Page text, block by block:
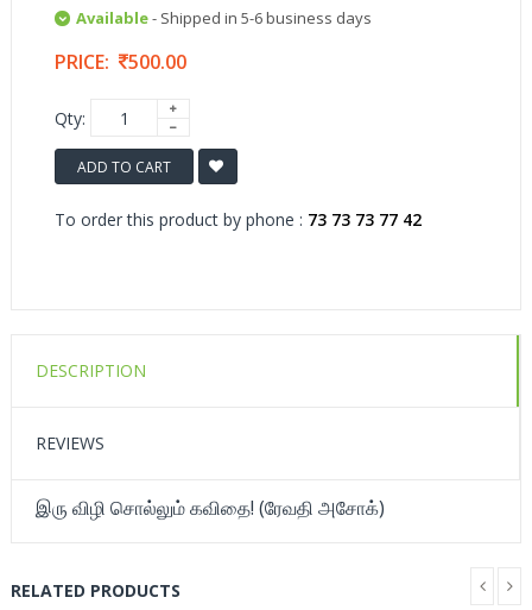
Available- Shipped in 5-6 business days
PRICE: 500.00
Qty:
ADD TO CART
To order this product by phone : 73 73 73 77 42
DESCRIPTION
REVIEWS
இரு விழி சொல்லும் கவிதை! (ரேவதி அசோக்)
RELATED PRODUCTS